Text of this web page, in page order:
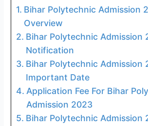
Bihar Polytechnic Admission
Overview
Bihar Polytechnic Admission
Notification
Bihar Polytechnic Admission
Important Date
Application Fee For Bihar
Admission 2023
Bihar Polytechnic Admission